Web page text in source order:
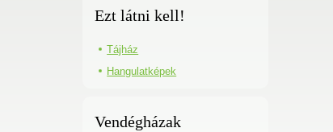
Ezt látni kell!
Tájház
Hangulatképek
Vendégházak